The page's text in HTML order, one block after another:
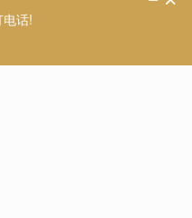
留学就找中介，咨询了
的是，对接的顾问老
无敌好!因为我一直在纠